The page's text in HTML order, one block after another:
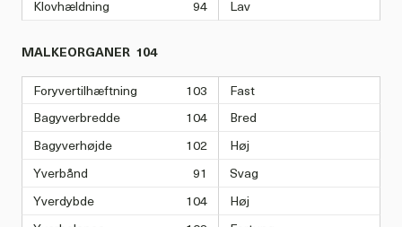
Klovhældning
94 Lav
MALKEORGANER 104
Foryvertilhæftning 103
Fast
Bagyverbredde
104
Bred
Bagyverhøjde
102
Høj
Yverbånd
91
Svag
Yverdybde
104
Høj